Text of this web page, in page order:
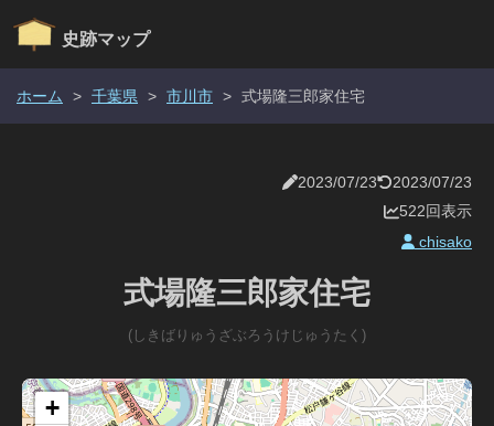
史跡マップ
ホーム > 千葉県 > 市川市 > 式場隆三郎家住宅
2023/07/23
2023/07/23
522回表示
chisako
式場隆三郎家住宅
(しきばりゅうざぶろうけじゅうたく)
+